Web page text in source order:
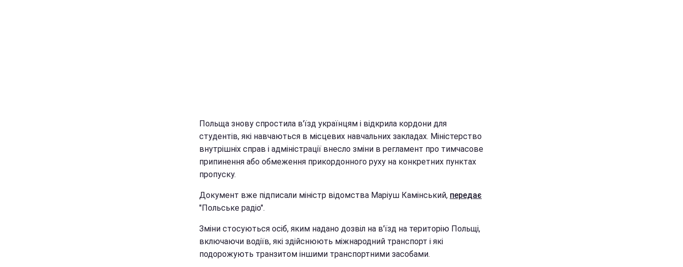
Польща знову спростила в'їзд українцям і відкрила кордони для
студентів, які навчаються в місцевих навчальних закладах. Міністерство
внутрішніх справ і адміністрації внесло зміни в регламент про тимчасове
припинення або обмеження прикордонного руху на конкретних пунктах
пропуску.
Документ вже підписали міністр відомства Маріуш Камінський, передає
"Польське радіо".
Зміни стосуються осіб, яким надано дозвіл на в'їзд на територію Польщі,
включаючи водіїв, які здійснюють міжнародний транспорт і які
подорожують транзитом іншими транспортними засобами.